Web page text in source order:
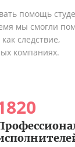
помощь
мы смогли
следствие,
компаниях.